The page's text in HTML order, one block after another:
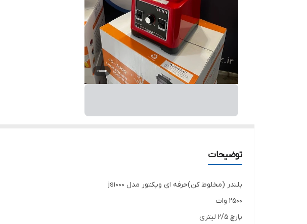
توضیحات
بلندر (مخلوط کن)حرفه ای ویکتور مدل js1000
۲۵۰۰ وات
پارچ ۲/۵ لیتری